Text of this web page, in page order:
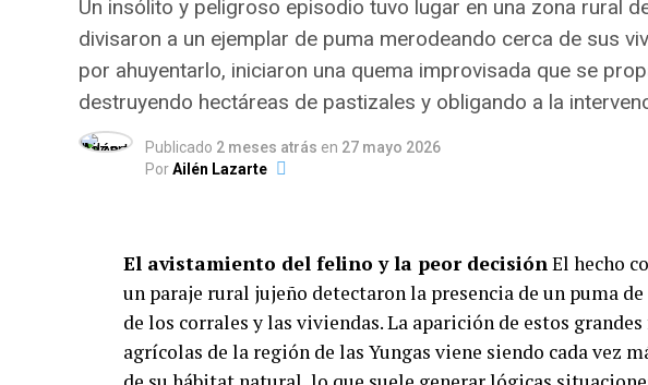
instituciones entrega viandas para llevar, el13,2%
en salón y el3,7% distribuye módulos alimentarios.
Respecto a la distribución horaria de las raciones, la mayor
Meriendas:
Almuerzos:18,4%.
Desayunos: 3,5%.
Un insólito y peligroso episodio tuvo lugar en una zona rural
divisaron a un ejemplar de puma merodeando cerca de sus
por ahuyentarlo, iniciaron una quema improvisada que se
destruyendo hectáreas de pastizales y obligando a la
Publicado 2 meses atrás en 27 mayo 2026
PorAilén Lazarte
El avistamiento del felino y la peor decisiónEl hecho
un paraje rural jujeño detectaron la presencia de un puma
de los corrales y las viviendas. La aparición de estos
agrícolas de la región de las Yungas viene siendo cada vez